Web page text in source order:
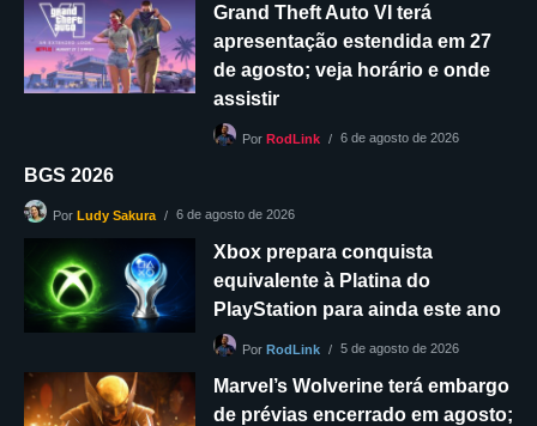
Grand Theft Auto VI terá
apresentação estendida em 27
de agosto; veja horário e onde
assistir
Por RodLink 6 de agosto de 2026
BGS 2026
Por Ludy Sakura 6 de agosto de 2026
Xbox prepara conquista
equivalente à Platina do
PlayStation para ainda este ano
Por RodLink 5 de agosto de 2026
Marvel’s Wolverine terá embargo
de prévias encerrado em agosto;